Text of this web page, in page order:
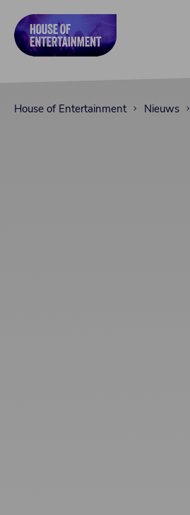
House of Entertainment Nieuws